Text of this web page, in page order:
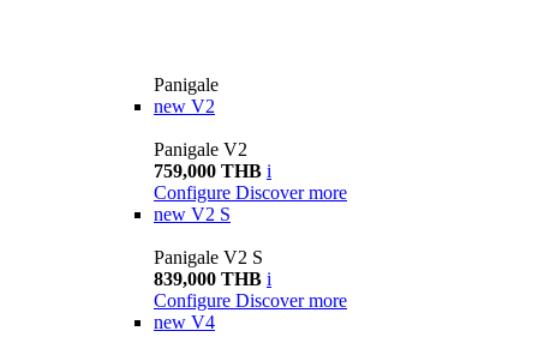
Panigale
new V2
Panigale V2
759,000 THB i
Configure Discover more
new V2 S
Panigale V2 S
839,000 THB i
Configure Discover more
new V4